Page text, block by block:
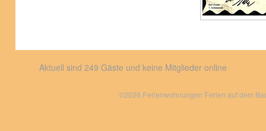
Aktuell sind 249 Gäste und keine Mitglieder online
©2026 Ferienwohnungen Ferien auf dem